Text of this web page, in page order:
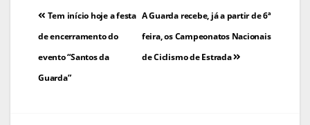
Navegação
de
artigos
A Guarda recebe, já a partir de 6ª
feira, os Campeonatos Nacionais
de Ciclismo de Estrada
Tem início hoje a festa
de encerramento do
evento “Santos da
Guarda”